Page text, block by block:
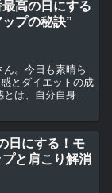
高の日にする
プの秘訣”
。今日も素晴ら
とダイエットの成
は、自分自身を
日にする！モ
と肩こり解消